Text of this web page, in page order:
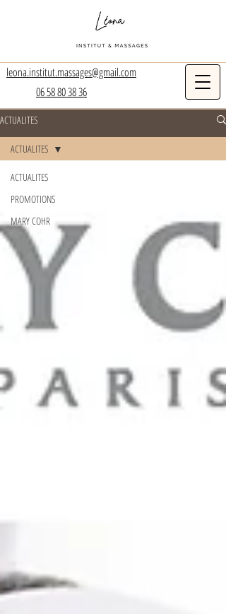
leona.institut.massages@gmail.com
06 58 80 38 36
ACTUALITES
ACTUALITES
PROMOTIONS
MARY COHR
ACTUALITES